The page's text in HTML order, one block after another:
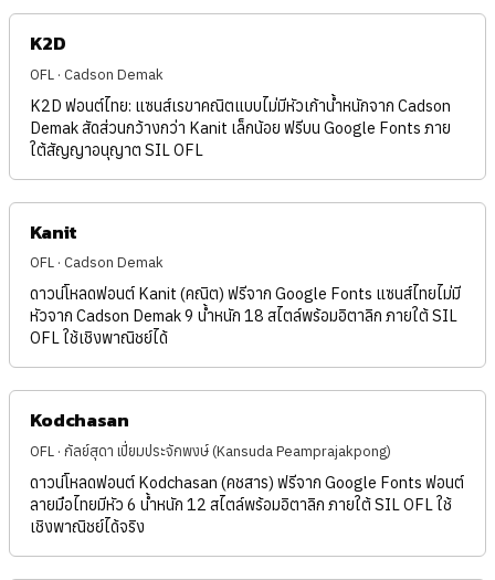
K2D
OFL · Cadson Demak
K2D ฟอนต์ไทย: แซนส์เรขาคณิตแบบไม่มีหัวเก้าน้ำหนักจาก Cadson
Demak สัดส่วนกว้างกว่า Kanit เล็กน้อย ฟรีบน Google Fonts ภาย
ใต้สัญญาอนุญาต SIL OFL
Kanit
OFL · Cadson Demak
ดาวน์โหลดฟอนต์ Kanit (คณิต) ฟรีจาก Google Fonts แซนส์ไทยไม่มี
หัวจาก Cadson Demak 9 น้ำหนัก 18 สไตล์พร้อมอิตาลิก ภายใต้ SIL
OFL ใช้เชิงพาณิชย์ได้
Kodchasan
OFL · กัลย์สุดา เปี่ยมประจักพงษ์ (Kansuda Peamprajakpong)
ดาวน์โหลดฟอนต์ Kodchasan (คชสาร) ฟรีจาก Google Fonts ฟอนต์
ลายมือไทยมีหัว 6 น้ำหนัก 12 สไตล์พร้อมอิตาลิก ภายใต้ SIL OFL ใช้
เชิงพาณิชย์ได้จริง